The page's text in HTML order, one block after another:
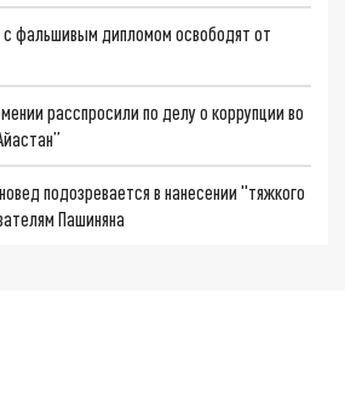
с фальшивым дипломом освободят от
расспросили по делу о коррупции во
подозревается в нанесении "тяжкого
Пашиняна